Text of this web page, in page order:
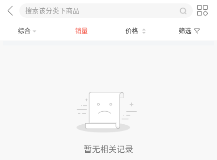
综合 销量 价格 筛选
暂无相关记录